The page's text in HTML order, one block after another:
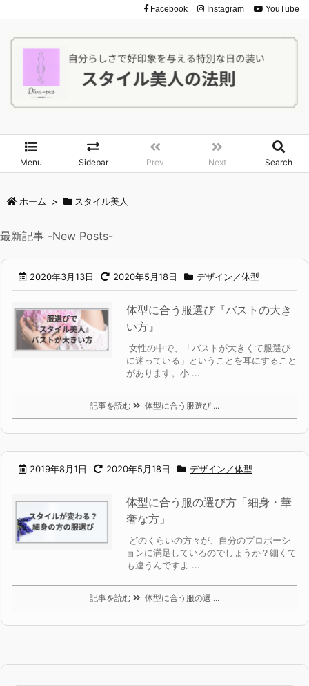
Menu Sidebar Prev Next Search
Facebook Instagram YouTube
ホーム > スタイル美人
最新記事 -New Posts-
2020年3月13日 2020年5月18日 デザイン／体型
体型に合う服選び『バストの大き
い方』
女性の中で、「バストが大きくて服選び
に迷っている」ということを耳にすること
があります。小 ...
記事を読む 体型に合う服選び ...
2019年8月1日 2020年5月18日 デザイン／体型
体型に合う服の選び方「細身・華
奢な方」
どのくらいの方々が、自分のプロポーシ
ョンに満足しているのでしょうか？細くて
も違うんですよ ...
記事を読む 体型に合う服の選 ...